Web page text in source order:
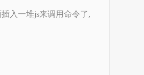
入一堆js来调用命令了,